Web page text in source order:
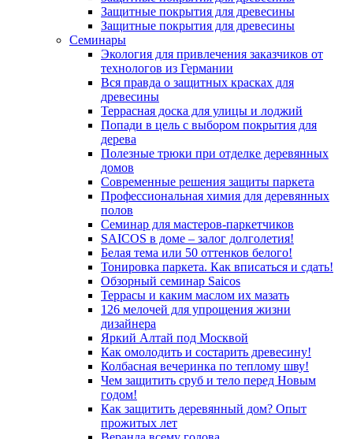
Защитные покрытия для древесины
Защитные покрытия для древесины
Семинары
Экология для привлечения заказчиков от
технологов из Германии
Вся правда о защитных красках для
древесины
Террасная доска для улицы и лоджий
Попади в цель с выбором покрытия для
дерева
Полезные трюки при отделке деревянных
домов
Современные решения защиты паркета
Профессиональная химия для деревянных
полов
Семинар для мастеров-паркетчиков
SAICOS в доме – залог долголетия!
Белая тема или 50 оттенков белого!
Тонировка паркета. Как вписаться и сдать!
Обзорный семинар Saicos
Террасы и каким маслом их мазать
126 мелочей для упрощения жизни
дизайнера
Яркий Алтай под Москвой
Как омолодить и состарить древесину!
Колбасная вечеринка по теплому шву!
Чем защитить сруб и тело перед Новым
годом!
Как защитить деревянный дом? Опыт
прожитых лет